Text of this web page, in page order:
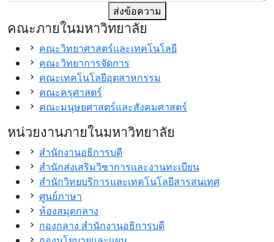
ส่งข้อความ
คณะภายในมหาวิทยาลัย
คณะวิทยาศาสตร์และเทคโนโลยี
คณะวิทยาการจัดการ
คณะเทคโนโลยีอุตสาหกรรม
คณะครุศาสตร์
คณะมนุษยศาสตร์และสังคมศาสตร์
หน่วยงานภายในมหาวิทยาลัย
สำนักงานอธิการบดี
สำนักส่งเสริมวิชาการและงานทะเบียน
สำนักวิทยบริการและเทคโนโลยีสารสนเทศ
ศูนย์ภาษา
ห้องสมุดกลาง
กองกลาง สำนักงานอธิการบดี